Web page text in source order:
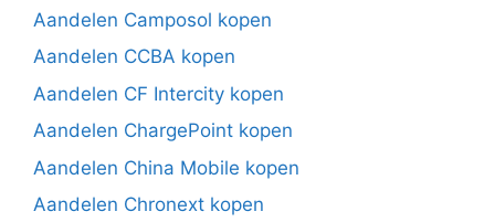
Aandelen Camposol kopen
Aandelen CCBA kopen
Aandelen CF Intercity kopen
Aandelen ChargePoint kopen
Aandelen China Mobile kopen
Aandelen Chronext kopen